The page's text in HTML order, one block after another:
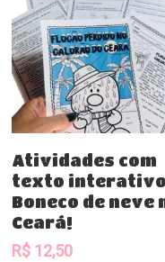
Comprar
Atividades com
texto
Boneco de neve
Ceará!
R$ 12,50